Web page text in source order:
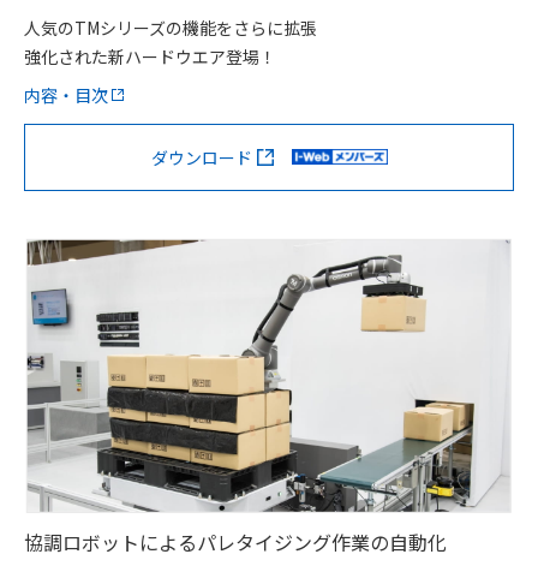
人気のTMシリーズの機能をさらに拡張
強化された新ハードウエア登場！
内容・目次
ダウンロード
協調ロボットによるパレタイジング作業の自動化